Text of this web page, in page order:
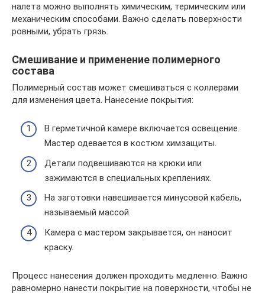
налета можно выполнять химическим, термическим или
механическим способами. Важно сделать поверхности
ровными, убрать грязь.
Смешивание и применение полимерного
состава
Полимерный состав может смешиваться с коллерами
для изменения цвета. Нанесение покрытия:
В герметичной камере включается освещение.
Мастер одевается в костюм химзащиты.
Детали подвешиваются на крюки или
зажимаются в специальных креплениях.
На заготовки навешивается минусовой кабель,
называемый массой.
Камера с мастером закрывается, он наносит
краску.
Процесс нанесения должен проходить медленно. Важно
равномерно нанести покрытие на поверхности, чтобы не